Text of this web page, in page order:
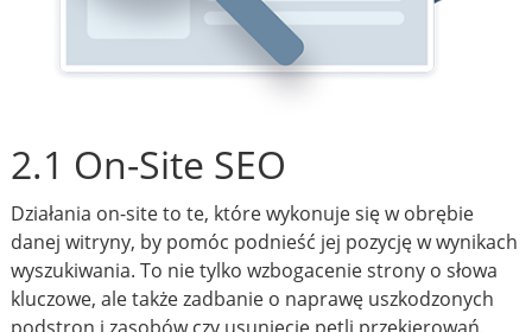
2.1 On-Site SEO
Działania on-site to te, które wykonuje się w obrębie
danej witryny, by pomóc podnieść jej pozycję w wynikach
wyszukiwania. To nie tylko wzbogacenie strony o słowa
kluczowe, ale także zadbanie o naprawę uszkodzonych
podstron i zasobów czy usunięcie pętli przekierowań.